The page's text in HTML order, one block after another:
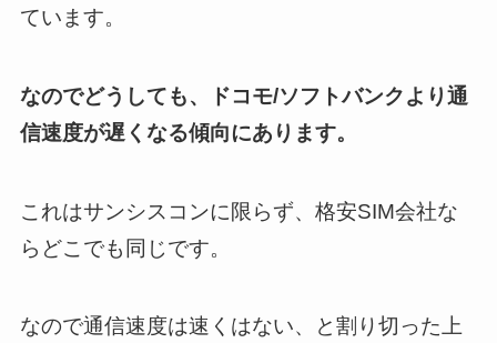
ています。
なのでどうしても、ドコモ/ソフトバンクより通
信速度が遅くなる傾向にあります。
これはサンシスコンに限らず、格安SIM会社な
らどこでも同じです。
なので通信速度は速くはない、と割り切った上